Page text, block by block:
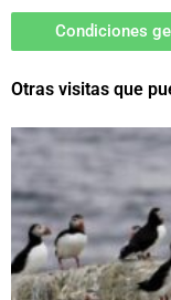
Condiciones
Otras visitas que